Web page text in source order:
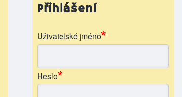
Přihlášení
Uživatelské jméno
Heslo